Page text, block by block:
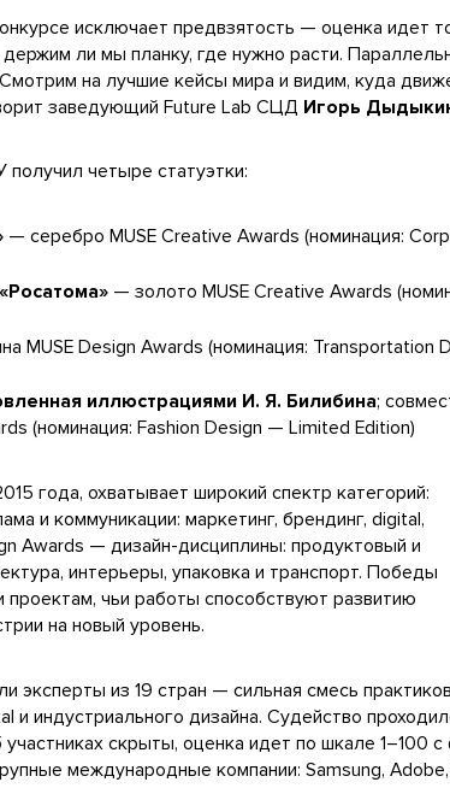
исключает предвзятость — оценка идет
держим ли мы планку, где нужно расти.
на лучшие кейсы мира и видим, куда
заведующий Future Lab СЦД Игорь
четыре статуэтки:
— серебро MUSE Creative Awards (номинация:
— золото MUSE Creative Awards
MUSE Design Awards (номинация: Transportation
иллюстрациями И. Я. Билибина;
(номинация: Fashion Design — Limited Edition)
года, охватывает широкий спектр категорий:
и коммуникации: маркетинг, брендинг, digital,
Awards — дизайн-дисциплины: продуктовый и
интерьеры, упаковка и транспорт. Победы
чьи работы способствуют развитию
на новый уровень.
эксперты из 19 стран — сильная смесь
и индустриального дизайна. Судейство
скрыты, оценка идет по шкале 1–100
международные компании: Samsung, Adobe,